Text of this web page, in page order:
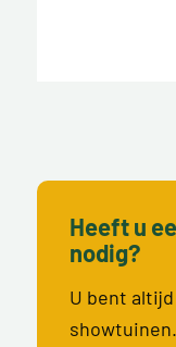
Heeft u
nodig?
U bent